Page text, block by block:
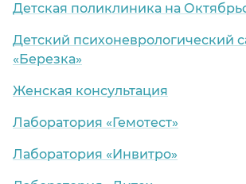
Детская поликлиника на
Детский психоневрологический
«Березка»
Женская консультация
Лаборатория «Гемотест»
Лаборатория «Инвитро»